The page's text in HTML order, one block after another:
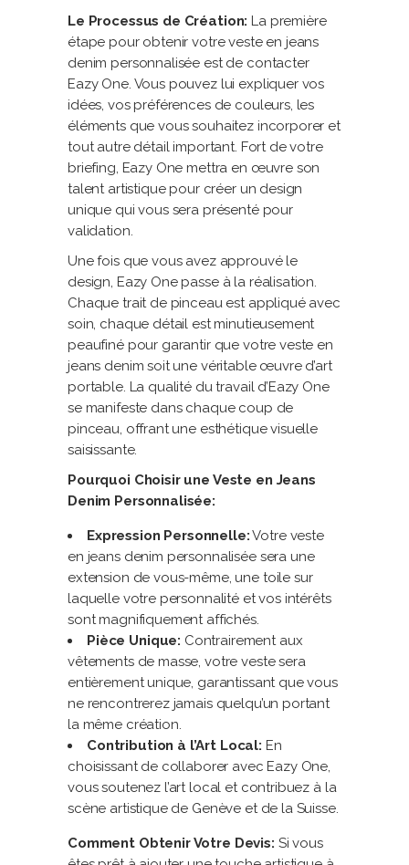
Le Processus de Création: La première
étape pour obtenir votre veste en jeans
denim personnalisée est de contacter
Eazy One. Vous pouvez lui expliquer vos
idées, vos préférences de couleurs, les
éléments que vous souhaitez incorporer et
tout autre détail important. Fort de votre
briefing, Eazy One mettra en œuvre son
talent artistique pour créer un design
unique qui vous sera présenté pour
validation.
Une fois que vous avez approuvé le
design, Eazy One passe à la réalisation.
Chaque trait de pinceau est appliqué avec
soin, chaque détail est minutieusement
peaufiné pour garantir que votre veste en
jeans denim soit une véritable œuvre d’art
portable. La qualité du travail d’Eazy One
se manifeste dans chaque coup de
pinceau, offrant une esthétique visuelle
saisissante.
Pourquoi Choisir une Veste en Jeans
Denim Personnalisée:
Expression Personnelle:Votre veste
en jeans denim personnalisée sera une
extension de vous-même, une toile sur
laquelle votre personnalité et vos intérêts
sont magnifiquement affichés.
Pièce Unique: Contrairement aux
vêtements de masse, votre veste sera
entièrement unique, garantissant que vous
ne rencontrerez jamais quelqu’un portant
la même création.
Contribution à l’Art Local: En
choisissant de collaborer avec Eazy One,
vous soutenez l’art local et contribuez à la
scène artistique de Genève et de la Suisse.
Comment Obtenir Votre Devis: Si vous